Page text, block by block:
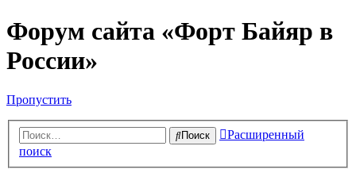
Форум сайта «Форт Байяр в
России»
Пропустить
Поиск
Расширенный
поиск